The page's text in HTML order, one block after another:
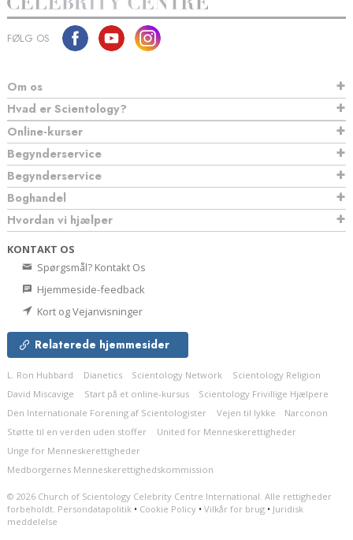
FØLG OS
Om os
Hvad er Scientology?
Online-kurser
Begynderservice
Begynderservice
Boghandel
Hvordan vi hjælper
KONTAKT OS
Spørgsmål? Kontakt Os
Hjemmeside-feedback
Kort og Vejanvisninger
Relaterede hjemmesider
L. Ron Hubbard Dianetics Scientology Network
Scientology Religion
David Miscavige
Start på et online-kursus
Scientology Frivillige Hjælpere
Den Internationale Forening af Scientologister
Vejen til lykke
Narconon
Støtte til en verden uden stoffer
United for Menneskerettigheder
Unge for Menneskerettigheder
Medborgernes Menneskerettigheds­kommission
© 2026 Church of Scientology Celebrity Centre International. Alle rettigheder
forbeholdt. Persondatapolitik • Cookie Policy • Vilkår for brug • Juridisk
meddelelse